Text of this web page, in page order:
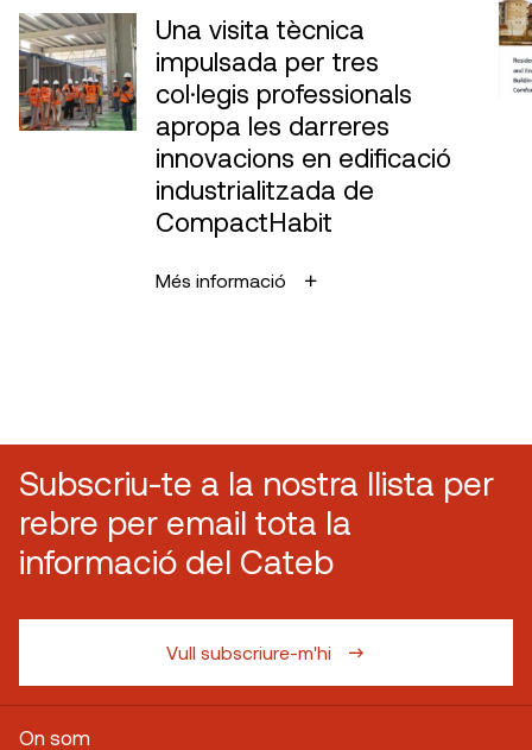
Una visita tècnica
impulsada per tres
col·legis professionals
apropa les darreres
innovacions en edificació
industrialitzada de
CompactHabit
Més informació
Subscriu-te a la nostra llista per
rebre per email tota la
informació del Cateb
Vull subscriure-m'hi
On som